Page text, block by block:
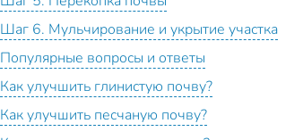
Шаг 6. Мульчирование и укрытие участка
Популярные вопросы и ответы
Как улучшить глинистую почву?
Как улучшить песчаную почву?